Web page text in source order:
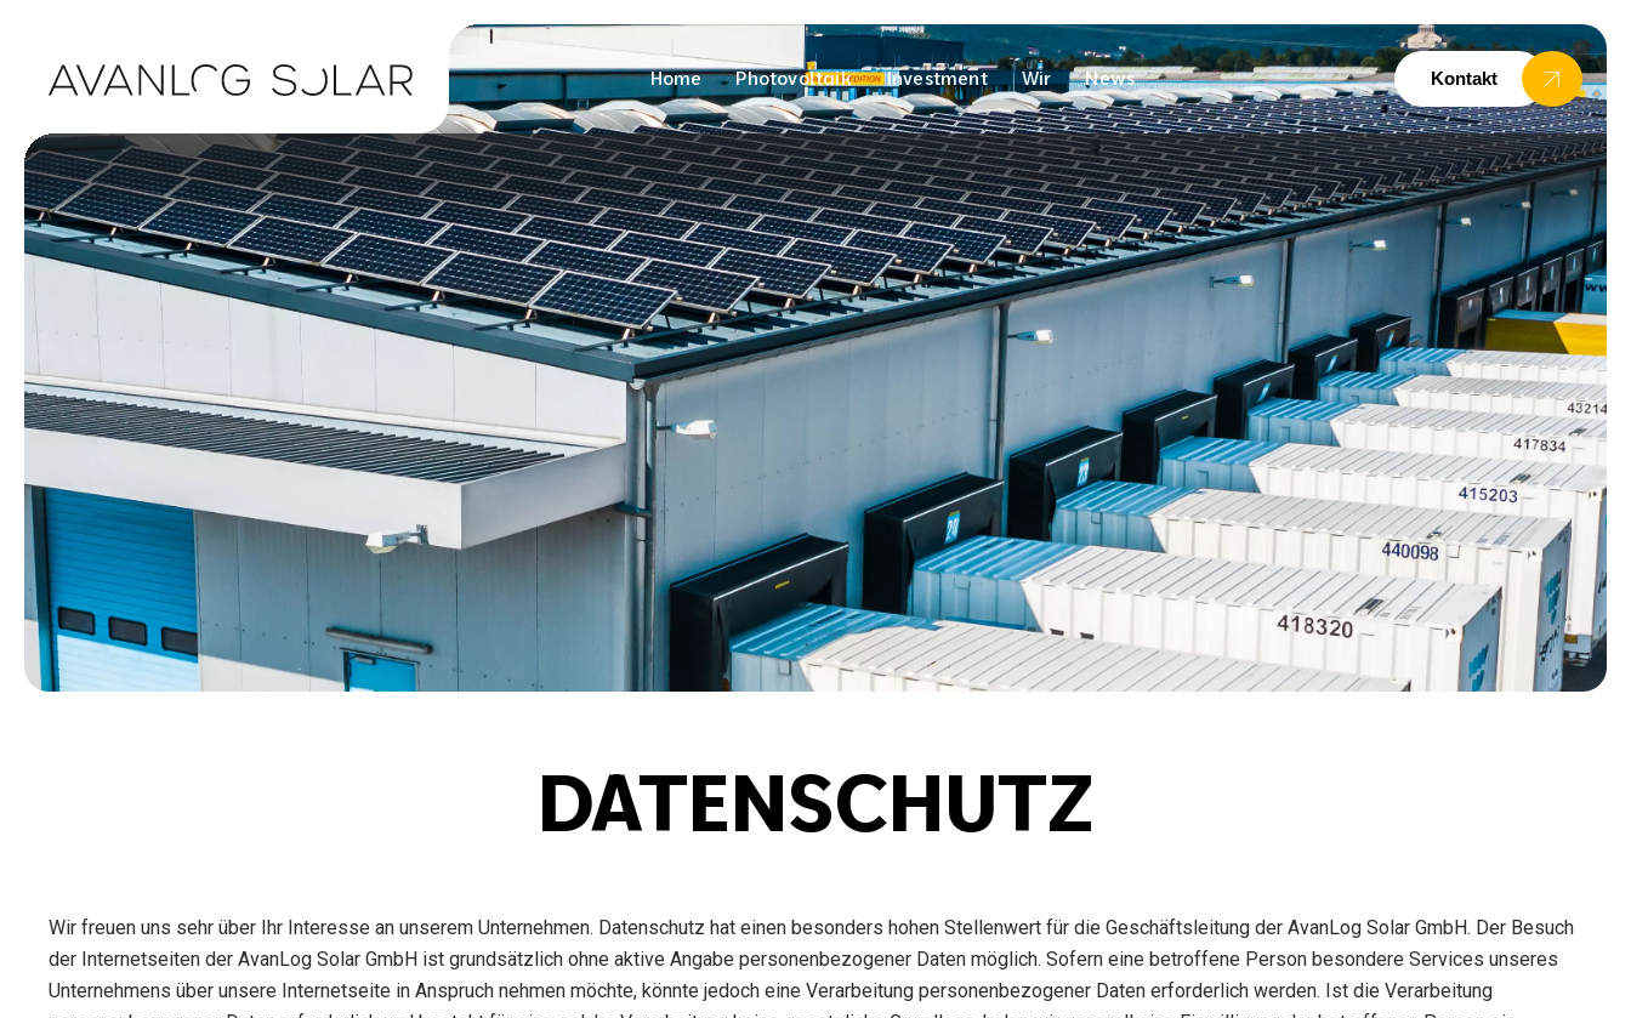
Home Photovoltaik Investment Wir News Kontakt
DATENSCHUTZ
Wir freuen uns sehr über Ihr Interesse an unserem Unternehmen. Datenschutz hat einen besonders hohen Stellenwert für die Geschäftsleitung der AvanLog Solar GmbH. Der Besuch
der Internetseiten der AvanLog Solar GmbH ist grundsätzlich ohne aktive Angabe personenbezogener Daten möglich. Sofern eine betroffene Person besondere Services unseres
Unternehmens über unsere Internetseite in Anspruch nehmen möchte, könnte jedoch eine Verarbeitung personenbezogener Daten erforderlich werden. Ist die Verarbeitung